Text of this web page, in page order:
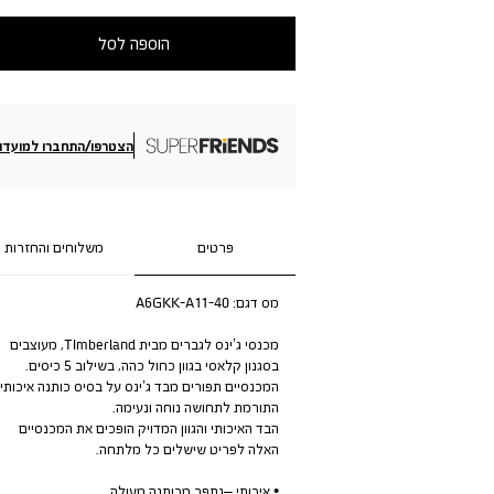
הוספה לסל
הצטרפו/התחברו
פרטים משלוחים והחזרות
מס דגם:A6GKK-A11-40
מכנסי ג’ינס לגברים מבית TImberland, מעוצבים
בסגנון קלאסי בגוון כחול כהה, בשילוב 5 כיסים.
המכנסיים תפורים מבד ג’ינס על בסיס כותנה
התורמת לתחושה נוחה ונעימה.
הבד האיכותי והגוון המדויק הופכים את המכנסיים
האלה לפריט שישלים כל מלתחה.